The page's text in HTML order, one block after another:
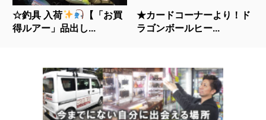
☆釣具 入荷
【「お買
得ルアー」品出し...
★カードコーナーより！ド
ラゴンボールヒー...